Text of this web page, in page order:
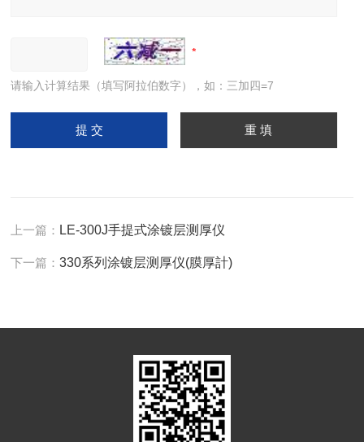
请输入计算结果（填写阿拉伯数字），如：三加四=7
上一篇： LE-300J手提式涂镀层测厚仪
下一篇：330系列涂镀层测厚仪(膜厚計)